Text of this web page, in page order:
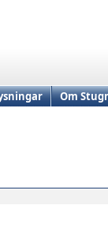
Om